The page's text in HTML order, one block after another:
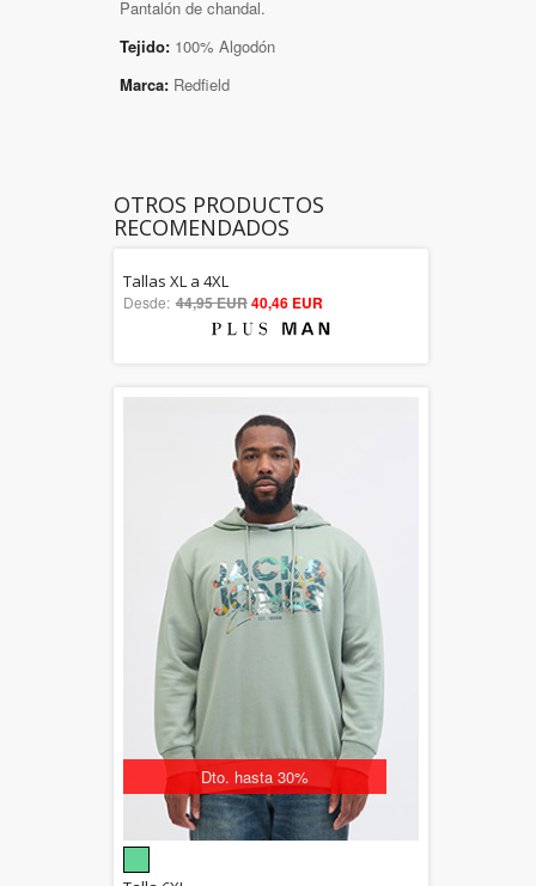
Pantalón de chandal.
Tejido: 100% Algodón
Marca: Redfield
OTROS PRODUCTOS
RECOMENDADOS
Dto. hasta 30%
5.00
out of 5
Tallas XL a 4XL
Desde: 44,95 EUR40,46 EUR
Dto. hasta 30%